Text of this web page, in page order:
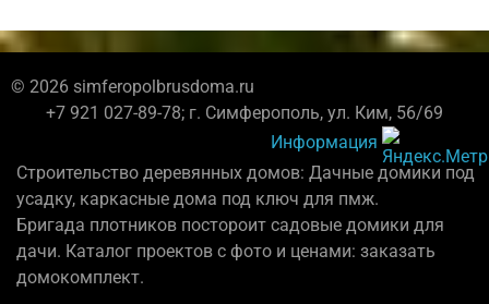
© 2026 simferopolbrusdoma.ru
+7 921 027-89-78; г. Симферополь, ул. Ким, 56/69
Информация
Строительство деревянных домов: Дачные домики под
усадку, каркасные дома под ключ для пмж.
Бригада плотников постороит садовые домики для
дачи. Каталог проектов с фото и ценами: заказать
домокомплект.